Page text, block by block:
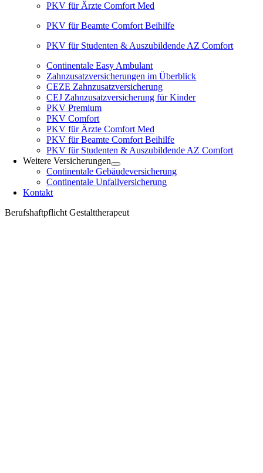
PKV für Ärzte Comfort Med
PKV für Beamte Comfort Beihilfe
PKV für Studenten & Auszubildende AZ Comfort
Continentale Easy Ambulant
Zahnzusatzversicherungen im Überblick
CEZE Zahnzusatzversicherung
CEJ Zahnzusatzversicherung für Kinder
PKV Premium
PKV Comfort
PKV für Ärzte Comfort Med
PKV für Beamte Comfort Beihilfe
PKV für Studenten & Auszubildende AZ Comfort
Weitere Versicherungen
Continentale Gebäudeversicherung
Continentale Unfallversicherung
Kontakt
Berufshaftpflicht Gestalttherapeut